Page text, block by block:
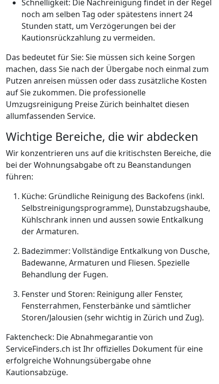
Schnelligkeit: Die Nachreinigung findet in der Regel
noch am selben Tag oder spätestens innert 24
Stunden statt, um Verzögerungen bei der
Kautionsrückzahlung zu vermeiden.
Das bedeutet für Sie: Sie müssen sich keine Sorgen
machen, dass Sie nach der Übergabe noch einmal zum
Putzen anreisen müssen oder dass zusätzliche Kosten
auf Sie zukommen. Die professionelle
Umzugsreinigung Preise Zürich beinhaltet diesen
allumfassenden Service.
Wichtige Bereiche, die wir abdecken
Wir konzentrieren uns auf die kritischsten Bereiche, die
bei der Wohnungsabgabe oft zu Beanstandungen
führen:
Küche: Gründliche Reinigung des Backofens (inkl.
Selbstreinigungsprogramme), Dunstabzugshaube,
Kühlschrank innen und aussen sowie Entkalkung
der Armaturen.
Badezimmer: Vollständige Entkalkung von Dusche,
Badewanne, Armaturen und Fliesen. Spezielle
Behandlung der Fugen.
Fenster und Storen: Reinigung aller Fenster,
Fensterrahmen, Fensterbänke und sämtlicher
Storen/Jalousien (sehr wichtig in Zürich und Zug).
Faktencheck: Die Abnahmegarantie von
ServiceFinders.ch ist Ihr offizielles Dokument für eine
erfolgreiche Wohnungsübergabe ohne
Kautionsabzüge.